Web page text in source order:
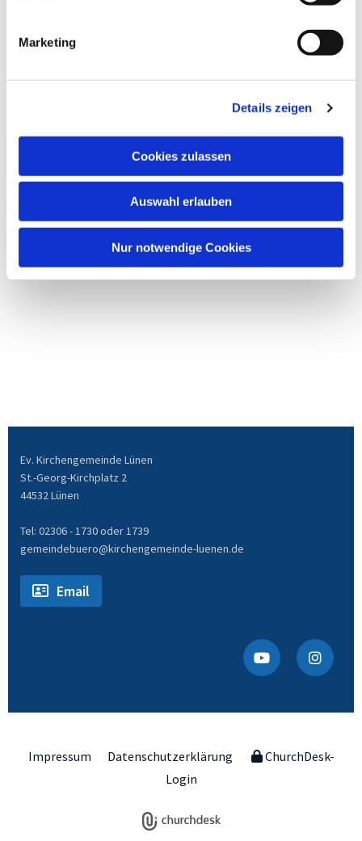
Marketing
Details zeigen
Cookies zulassen
Auswahl erlauben
Nur notwendige Cookies
Ev. Kirchengemeinde Lünen
St.-Georg-Kirchplatz 2
44532 Lünen
Tel: 02306 - 1730 oder 1739
gemeindebuero@kirchengemeinde-luenen.de
Email
Impressum Datenschutzerklärung
ChurchDesk-
Login